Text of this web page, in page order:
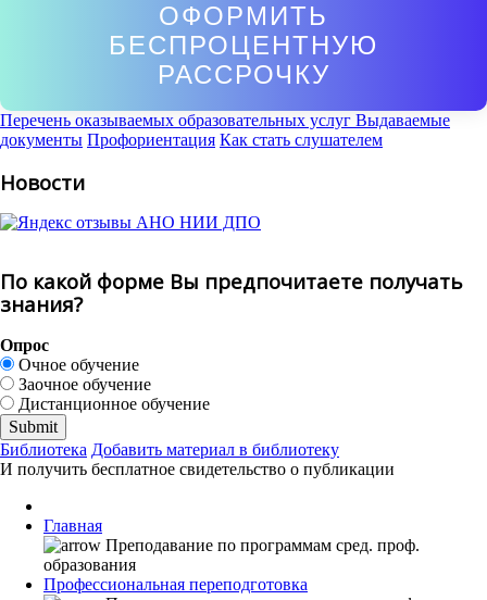
ОФОРМИТЬ
БЕСПРОЦЕНТНУЮ
РАССРОЧКУ
Перечень оказываемых образовательных услуг Выдаваемые
документы Профориентация Как стать слушателем
Новости
По какой форме Вы предпочитаете получать
знания?
Опрос
Очное обучение
Заочное обучение
Дистанционное обучение
Библиотека Добавить материал в библиотеку
И получить бесплатное свидетельство о публикации
Главная
Профессиональная переподготовка